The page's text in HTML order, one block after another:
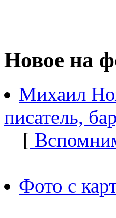
Новое на
Михаил
писатель,
[
Фото с